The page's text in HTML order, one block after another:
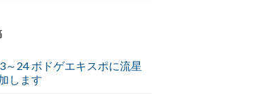
～24 ボドゲエキスポに流星
します